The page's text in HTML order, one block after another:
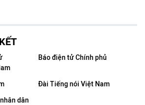
Báo điện tử Chính phủ
Đài Tiếng nói Việt Nam
dân